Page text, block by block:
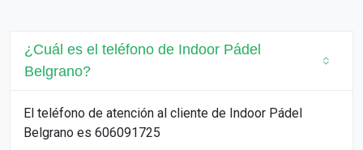
¿Cuál es el teléfono de Indoor Pádel
Belgrano?
El teléfono de atención al cliente de Indoor Pádel
Belgrano es 606091725